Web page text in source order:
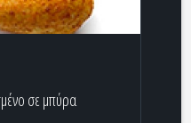
σε μπύρα